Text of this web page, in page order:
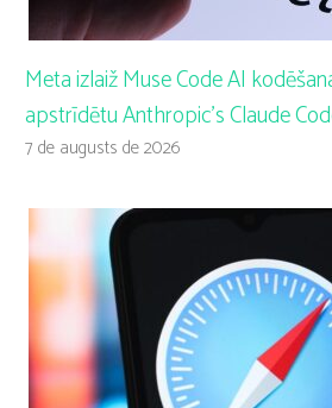
Meta izlaiž Muse Code AI
apstrīdētu Anthropic’s Claude
7 de augusts de 2026